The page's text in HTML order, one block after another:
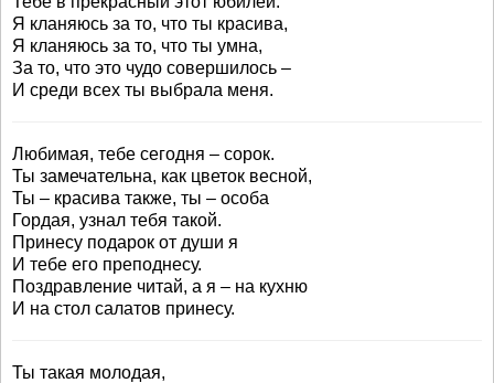
Я кланяюсь за то, что ты красива,
Я кланяюсь за то, что ты умна,
За то, что это чудо совершилось –
И среди всех ты выбрала меня.
Любимая, тебе сегодня – сорок.
Ты замечательна, как цветок весной,
Ты – красива также, ты – особа
Гордая, узнал тебя такой.
Принесу подарок от души я
И тебе его преподнесу.
Поздравление читай, а я – на кухню
И на стол салатов принесу.
Ты такая молодая,